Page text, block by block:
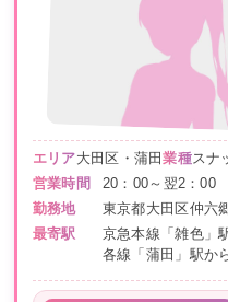
エリア大田区・蒲田業種スナ
営業時間
20：00～翌2：00
勤務地
東京都大田区仲六
最寄駅
京急本線「雑色」
各線「蒲田」駅か